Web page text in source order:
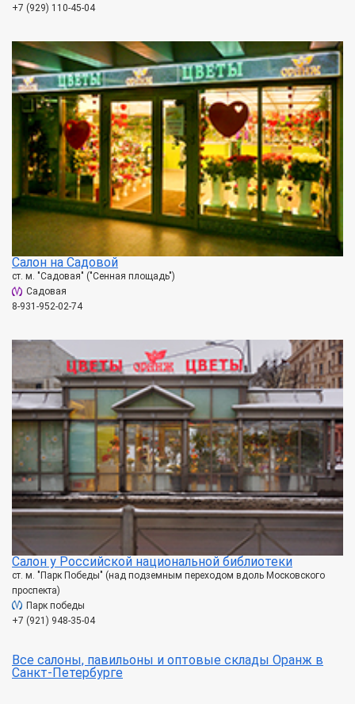
+7 (929) 110-45-04
Салон на Садовой
ст. м. "Садовая" ("Сенная площадь")
Садовая
8-931-952-02-74
Салон у Российской национальной библиотеки
ст. м. "Парк Победы" (над подземным переходом вдоль Московского
проспекта)
Парк победы
+7 (921) 948-35-04
Все салоны, павильоны и оптовые склады Оранж в
Санкт-Петербурге